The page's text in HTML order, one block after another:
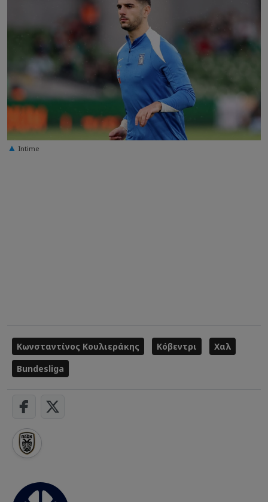
Intime
Κωνσταντίνος Κουλιεράκης Κόβεντρι
Χαλ
Bundesliga